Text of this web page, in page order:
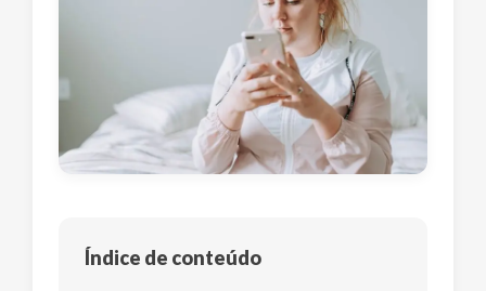
Índice de conteúdo